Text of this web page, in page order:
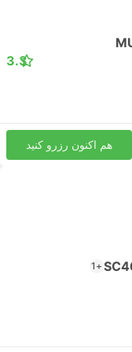
3.3
هم اکنون رزرو کنید
+1